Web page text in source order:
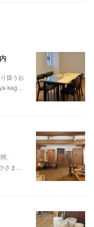
扱うお
kag…
、
さま…